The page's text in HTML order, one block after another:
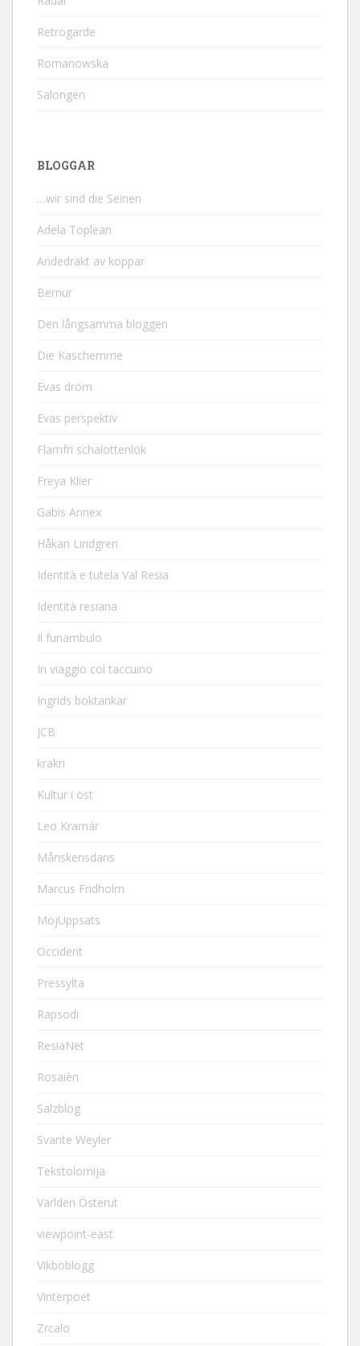
Retrogarde
Romanowska
Salongen
BLOGGAR
…wir sind die Seinen
Adela Toplean
Andedräkt av koppar
Bernur
Den långsamma bloggen
Die Kaschemme
Evas dröm
Evas perspektiv
Flarnfri schalottenlök
Freya Klier
Gabis Annex
Håkan Lindgren
Identità e tutela Val Resia
Identità resiana
Il funambulo
In viaggio col taccuino
Ingrids boktankar
JCB
krakri
Kultur i öst
Leo Kramár
Månskensdans
Marcus Fridholm
MojUppsats
Occident
Pressylta
Rapsodi
ResiaNet
Rosaièn
Salzblog
Svante Weyler
Tekstolomija
Världen Österut
viewpoint-east
Vikboblogg
Vinterpoet
Zrcalo